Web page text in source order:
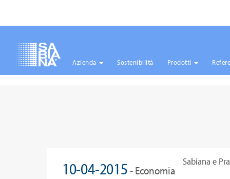
Azienda Sostenibilità Prodotti
10-04-2015- Economia
Sabiana e